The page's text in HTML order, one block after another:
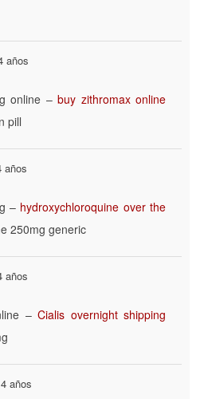
años
online –buy zithromax online
pill
años
– hydroxychloroquine over the
250mg generic
años
–Cialis overnight shipping
años